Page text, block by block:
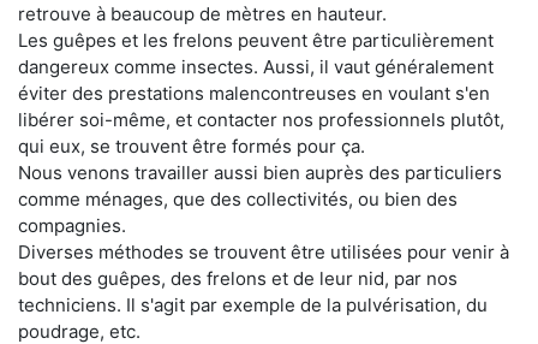
retrouve à beaucoup de mètres en hauteur.
Les guêpes et les frelons peuvent être particulièrement
dangereux comme insectes. Aussi, il vaut généralement
éviter des prestations malencontreuses en voulant s'en
libérer soi-même, et contacter nos professionnels plutôt,
qui eux, se trouvent être formés pour ça.
Nous venons travailler aussi bien auprès des particuliers
comme ménages, que des collectivités, ou bien des
compagnies.
Diverses méthodes se trouvent être utilisées pour venir à
bout des guêpes, des frelons et de leur nid, par nos
techniciens. Il s'agit par exemple de la pulvérisation, du
poudrage, etc.